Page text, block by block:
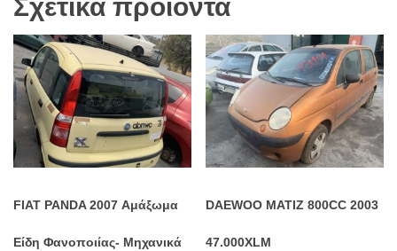
Σχετικά προϊόντα
FIAT PANDA 2007 Αμάξωμα
Είδη Φανοποιίας- Μηχανικά
DAEWOO MATIZ 800CC 2003
47.000XLM